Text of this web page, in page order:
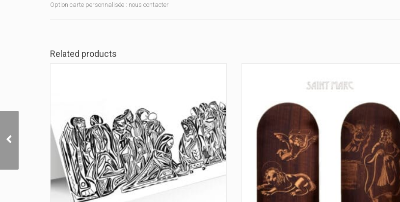
Option carte personnalisée : nous contacter
Related products
Carte L’onction de